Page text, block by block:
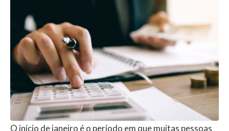
O início de janeiro é o período em que muitas pessoas